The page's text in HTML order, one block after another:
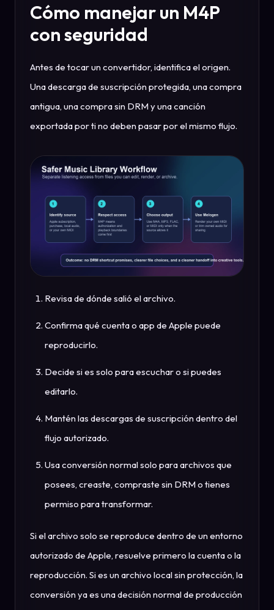
Cómo manejar un M4P
con seguridad
Antes de tocar un convertidor, identifica el origen.
Una descarga de suscripción protegida, una compra
antigua, una compra sin DRM y una canción
exportada por ti no deben pasar por el mismo flujo.
Revisa de dónde salió el archivo.
Confirma qué cuenta o app de Apple puede
reproducirlo.
Decide si es solo para escuchar o si puedes
editarlo.
Mantén las descargas de suscripción dentro del
flujo autorizado.
Usa conversión normal solo para archivos que
posees, creaste, compraste sin DRM o tienes
permiso para transformar.
Si el archivo solo se reproduce dentro de un entorno
autorizado de Apple, resuelve primero la cuenta o la
reproducción. Si es un archivo local sin protección, la
conversión ya es una decisión normal de producción